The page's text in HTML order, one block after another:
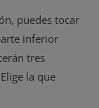
puedes tocar
inferior
tres
la que